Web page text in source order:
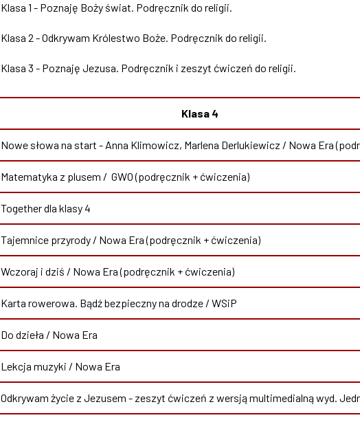
Klasa 1 - Poznaję Boży świat. Podręcznik do religii.
Klasa 2 - Odkrywam Królestwo Boże. Podręcznik do religii.
Klasa 3 - Poznaję Jezusa. Podręcznik i zeszyt ćwiczeń do religii.
Klasa 4
Nowe słowa na start - Anna Klimowicz, Marlena Derlukiewicz / Nowa Era
Matematyka z plusem / GWO (podręcznik + ćwiczenia)
Together dla klasy 4
Tajemnice przyrody / Nowa Era (podręcznik + ćwiczenia)
Wczoraj i dziś / Nowa Era (podręcznik + ćwiczenia)
Karta rowerowa. Bądź bezpieczny na drodze / WSiP
Do dzieła / Nowa Era
Lekcja muzyki / Nowa Era
Odkrywam życie z Jezusem - zeszyt ćwiczeń z wersją multimedialną wyd.